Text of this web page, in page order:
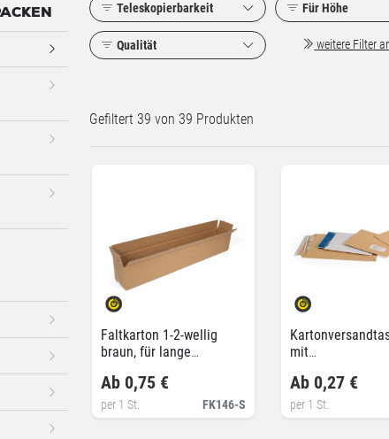
Teleskopierbarkeit Für Höhe
Qualität weitere Filter
Gefiltert 39 von 39 Produkten
Faltkarton 1-2-wellig
braun, für lange
FK146-S
Ab 0,75 €
per 1 St.
mit
Ab 0,27 €
per 1 St.